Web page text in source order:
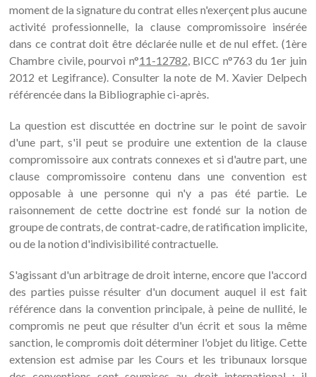
moment de la signature du contrat elles n'exerçent plus aucune
activité professionnelle, la clause compromissoire insérée
dans ce contrat doit être déclarée nulle et de nul effet. (1ère
Chambre civile, pourvoi n°11-12782, BICC n°763 du 1er juin
2012 et Legifrance). Consulter la note de M. Xavier Delpech
référencée dans la Bibliographie ci-après.
La question est discuttée en doctrine sur le point de savoir
d'une part, s'il peut se produire une extention de la clause
compromissoire aux contrats connexes et si d'autre part, une
clause compromissoire contenu dans une convention est
opposable à une personne qui n'y a pas été partie. Le
raisonnement de cette doctrine est fondé sur la notion de
groupe de contrats, de contrat-cadre, de ratification implicite,
ou de la notion d'indivisibilité contractuelle.
S'agissant d'un arbitrage de droit interne, encore que l'accord
des parties puisse résulter d'un document auquel il est fait
référence dans la convention principale, à peine de nullité, le
compromis ne peut que résulter d'un écrit et sous la même
sanction, le compromis doit déterminer l'objet du litige. Cette
extension est admise par les Cours et les tribunaux lorsque